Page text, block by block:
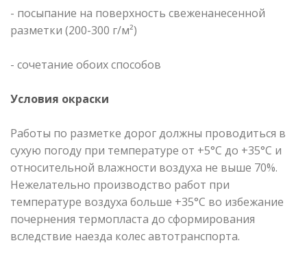
- посыпание на поверхность свеженанесенной
разметки (200-300 г/м²)
- сочетание обоих способов
Условия окраски
Работы по разметке дорог должны проводиться в
сухую погоду при температуре от +5°С до +35°С и
относительной влажности воздуха не выше 70%.
Нежелательно производство работ при
температуре воздуха больше +35°С во избежание
почернения термопласта до сформирования
вследствие наезда колес автотранспорта.